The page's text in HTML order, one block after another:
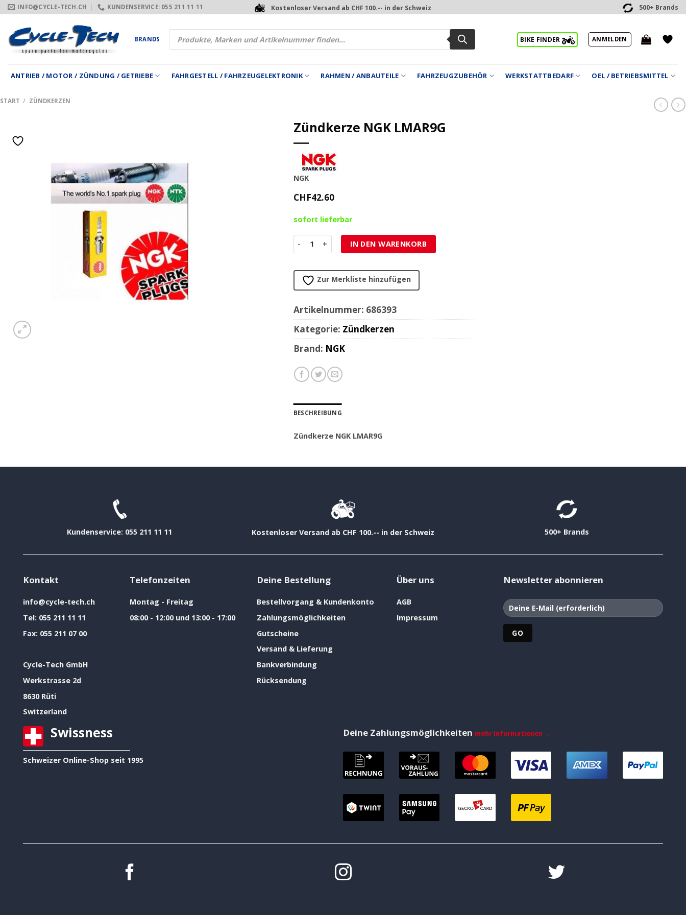
Zum
Inhalt
springen
INFO@CYCLE-TECH.CH KUNDENSERVICE: 055 211 11 11 Kostenloser Versand ab CHF 100.-- in der Schweiz 500+ Brands
BRANDS
Products
search
BIKE FINDER ANMELDEN
ANTRIEB / MOTOR / ZÜNDUNG / GETRIEBE FAHRGESTELL / FAHRZEUGELEKTRONIK RAHMEN / ANBAUTEILE FAHRZEUGZUBEHÖR WERKSTATTBEDARF OEL / BETRIEBSMITTEL
START / ZÜNDKERZEN
Zündkerze NGK LMAR9G
NGK
CHF42.60
sofort lieferbar
Zündkerze NGK LMAR9G Menge
IN DEN WARENKORB
Zur Merkliste hinzufügen
Artikelnummer: 686393
Kategorie: Zündkerzen
Brand: NGK
BESCHREIBUNG
Zündkerze NGK LMAR9G
Kundenservice: 055 211 11 11 Kostenloser Versand ab CHF 100.-- in der Schweiz 500+ Brands
Kontakt
info@cycle-tech.ch
Tel: 055 211 11 11
Fax: 055 211 07 00
Cycle-Tech GmbH
Werkstrasse 2d
8630 Rüti
Switzerland
Telefonzeiten
Montag - Freitag
08:00 - 12:00 und 13:00 - 17:00
Deine Bestellung
Bestellvorgang & Kundenkonto
Zahlungsmöglichkeiten
Gutscheine
Versand & Lieferung
Bankverbindung
Rücksendung
Über uns
AGB
Impressum
Newsletter abonnieren
Swissness
Schweizer Online-Shop seit 1995
Deine Zahlungsmöglichkeiten mehr Informationen →